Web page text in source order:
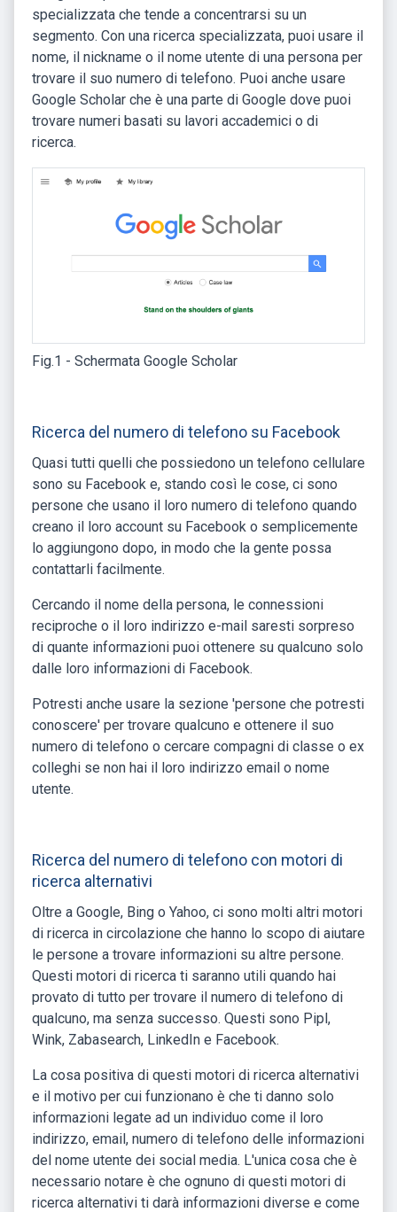
specializzata che tende a concentrarsi su un
segmento. Con una ricerca specializzata, puoi usare il
nome, il nickname o il nome utente di una persona per
trovare il suo numero di telefono. Puoi anche usare
Google Scholar che è una parte di Google dove puoi
trovare numeri basati su lavori accademici o di
ricerca.
Fig.1 - Schermata Google Scholar
Ricerca del numero di telefono su Facebook
Quasi tutti quelli che possiedono un telefono cellulare
sono su Facebook e, stando così le cose, ci sono
persone che usano il loro numero di telefono quando
creano il loro account su Facebook o semplicemente
lo aggiungono dopo, in modo che la gente possa
contattarli facilmente.
Cercando il nome della persona, le connessioni
reciproche o il loro indirizzo e-mail saresti sorpreso
di quante informazioni puoi ottenere su qualcuno solo
dalle loro informazioni di Facebook.
Potresti anche usare la sezione 'persone che potresti
conoscere' per trovare qualcuno e ottenere il suo
numero di telefono o cercare compagni di classe o ex
colleghi se non hai il loro indirizzo email o nome
utente.
Ricerca del numero di telefono con motori di
ricerca alternativi
Oltre a Google, Bing o Yahoo, ci sono molti altri motori
di ricerca in circolazione che hanno lo scopo di aiutare
le persone a trovare informazioni su altre persone.
Questi motori di ricerca ti saranno utili quando hai
provato di tutto per trovare il numero di telefono di
qualcuno, ma senza successo. Questi sono Pipl,
Wink, Zabasearch, LinkedIn e Facebook.
La cosa positiva di questi motori di ricerca alternativi
e il motivo per cui funzionano è che ti danno solo
informazioni legate ad un individuo come il loro
indirizzo, email, numero di telefono delle informazioni
del nome utente dei social media. L'unica cosa che è
necessario notare è che ognuno di questi motori di
ricerca alternativi ti darà informazioni diverse e come